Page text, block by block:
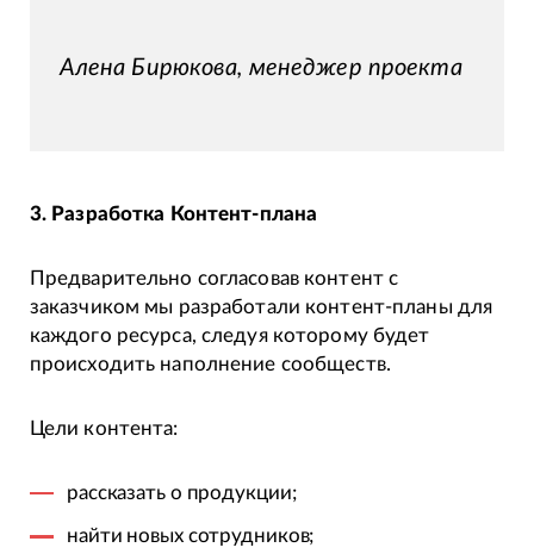
Алена Бирюкова, менеджер проекта
3. Разработка Контент-плана
Предварительно согласовав контент с
заказчиком мы разработали контент-планы для
каждого ресурса, следуя которому будет
происходить наполнение сообществ.
Цели контента:
рассказать о продукции;
найти новых сотрудников;